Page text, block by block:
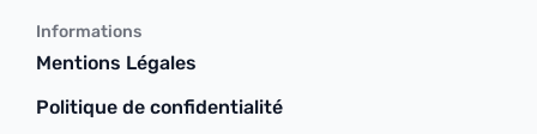
Informations
Mentions Légales
Politique de confidentialité